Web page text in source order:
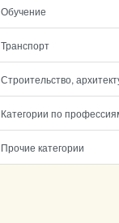
Обучение
Транспорт
Строительство,
Категории по
Прочие категории